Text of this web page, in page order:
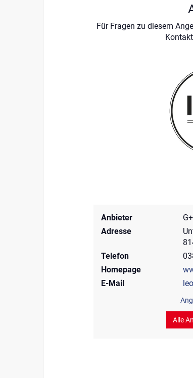
Für Fragen zu diesem
Anbieter
Adresse
Telefon
Homepage
E-Mail
Alle